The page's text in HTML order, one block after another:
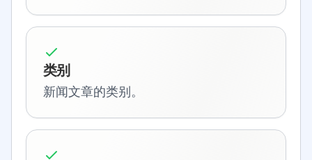
类别
新闻文章的类别。